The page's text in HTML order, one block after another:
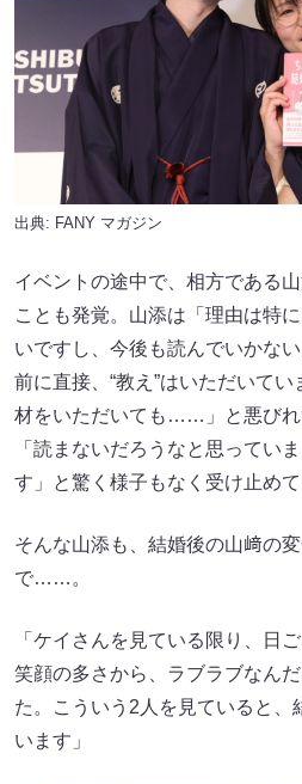
出典: FANY マガジン
イベントの途中で、相方である
ことも発覚。山添は「理由は特
いですし、今後も読んでいかな
前に直接、“教え”はいただいて
材をいただいても……」と悪びれ
「読まないだろうなと思ってい
す」と驚く様子もなく受け止めて
そんな山添も、結婚後の山﨑の
で……。
「ケイさんを見ている限り、日
笑顔の多さから、ラブラブなん
た。こういう2人を見ていると、
います」